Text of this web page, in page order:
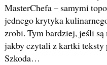
MasterChefa – samymi
jednego krytyka
zrobi. Tym bardziej, jeśli
jakby czytali z kartki teksty
Szkoda…